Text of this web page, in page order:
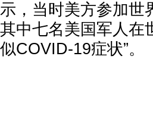
示，当时美方参加世
其中七名美国军人在
似COVID-19症状”。